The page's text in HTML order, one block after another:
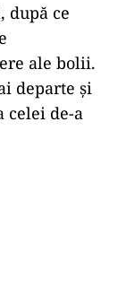
după ce
ale bolii.
departe și
celei de-a